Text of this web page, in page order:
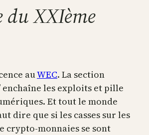
du XXIème
auWEC. La section
enchaîne les exploits et pille
Et tout le monde
dire que si les casses sur les
crypto-monnaies se sont